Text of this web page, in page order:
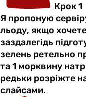
Крок 1
Я пропоную
льоду, якщо
заздалегідь
зелень ретельно
та 1 морквину
редьки розріжте
слайсами.